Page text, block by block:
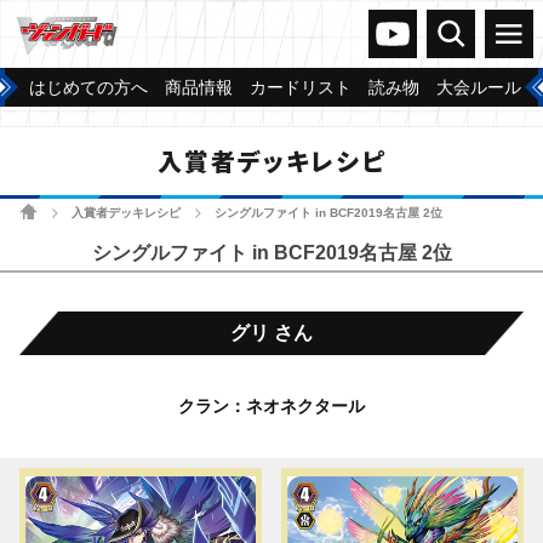
ヴァンガードch
検索 メニュー
はじめての方へ 商品情報 カードリスト 読み物 大会ルール
入賞者デッキレシピ
ホーム 入賞者デッキレシピ シングルファイト in BCF2019名古屋 2位
シングルファイト in BCF2019名古屋 2位
グリ さん
クラン：ネオネクタール